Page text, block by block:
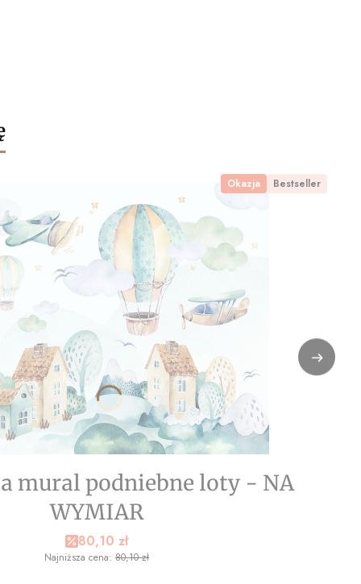
Okazja Bestseller
mural podniebne loty - NA
WYMIAR
Cena promocyjna
80,10 zł
Najniższa cena: 80,10 zł